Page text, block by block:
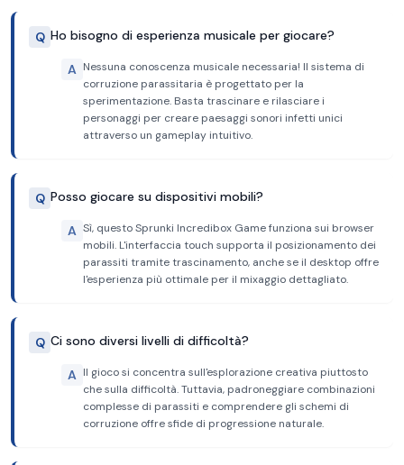
Q Ho bisogno di esperienza musicale per giocare?
A Nessuna conoscenza musicale necessaria! Il sistema di
corruzione parassitaria è progettato per la
sperimentazione. Basta trascinare e rilasciare i
personaggi per creare paesaggi sonori infetti unici
attraverso un gameplay intuitivo.
Q Posso giocare su dispositivi mobili?
A Sì, questo Sprunki Incredibox Game funziona sui browser
mobili. L'interfaccia touch supporta il posizionamento dei
parassiti tramite trascinamento, anche se il desktop offre
l'esperienza più ottimale per il mixaggio dettagliato.
Q Ci sono diversi livelli di difficoltà?
A Il gioco si concentra sull'esplorazione creativa piuttosto
che sulla difficoltà. Tuttavia, padroneggiare combinazioni
complesse di parassiti e comprendere gli schemi di
corruzione offre sfide di progressione naturale.